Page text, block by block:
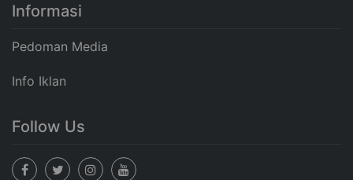
Informasi
Pedoman Media
Info Iklan
Follow Us